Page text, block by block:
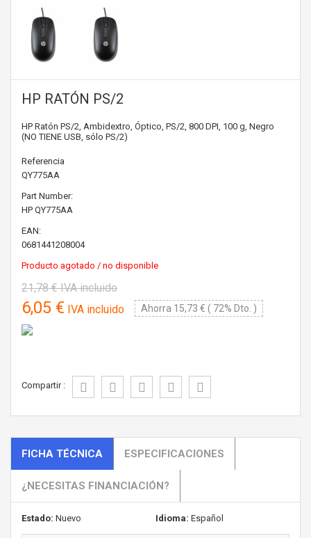
HP RATÓN PS/2
HP Ratón PS/2, Ambidextro, Óptico, PS/2, 800 DPI, 100 g, Negro
(NO TIENE USB, sólo PS/2)
Referencia
QY775AA
Part Number:
HP QY775AA
EAN:
0681441208004
Producto agotado / no disponible
21,78 €IVA incluido
6,05 € IVA incluido Ahorra 15,73 € ( 72% Dto. )
Compartir :
FICHA TÉCNICA ESPECIFICACIONES
¿NECESITAS FINANCIACIÓN?
Estado: Nuevo Idioma: Español